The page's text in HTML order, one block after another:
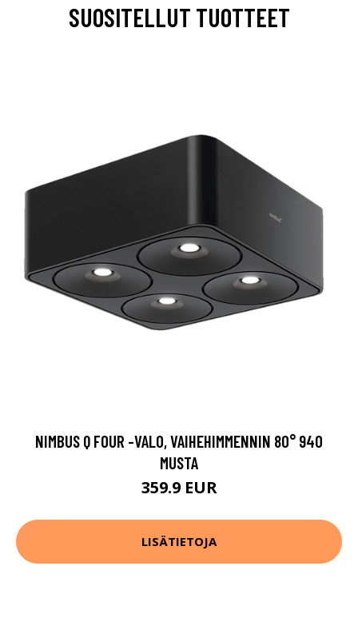
SUOSITELLUT TUOTTEET
NIMBUS Q FOUR -VALO, VAIHEHIMMENNIN 80° 940
MUSTA
359.9 EUR
LISÄTIETOJA